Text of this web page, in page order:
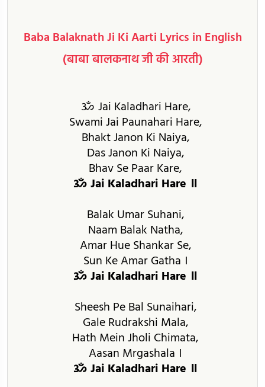
Baba Balaknath Ji Ki Aarti Lyrics in English
(बाबा बालकनाथ जी की आरती)
ॐ Jai Kaladhari Hare,
Swami Jai Paunahari Hare,
Bhakt Janon Ki Naiya,
Das Janon Ki Naiya,
Bhav Se Paar Kare,
ॐ Jai Kaladhari Hare ॥
Balak Umar Suhani,
Naam Balak Natha,
Amar Hue Shankar Se,
Sun Ke Amar Gatha ।
ॐ Jai Kaladhari Hare ॥
Sheesh Pe Bal Sunaihari,
Gale Rudrakshi Mala,
Hath Mein Jholi Chimata,
Aasan Mrgashala ।
ॐ Jai Kaladhari Hare ॥